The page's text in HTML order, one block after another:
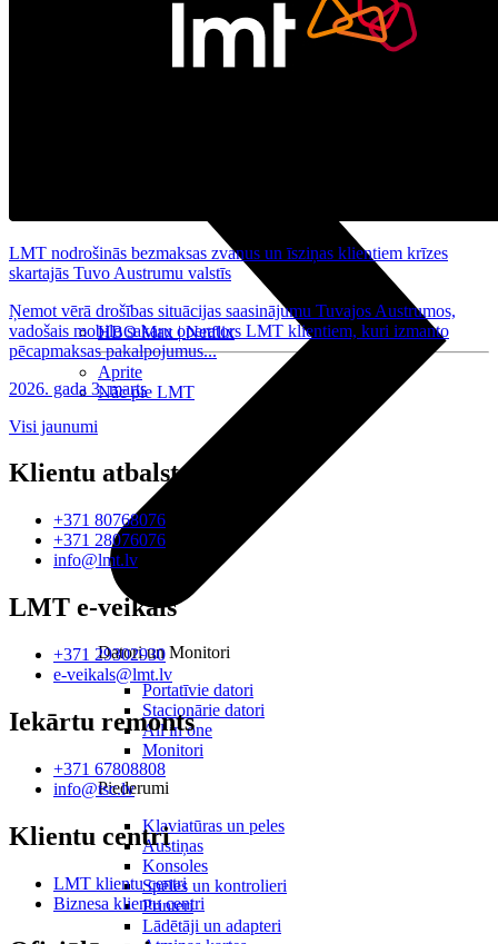
HBO Max | Netflix
Aprite
Nāc pie LMT
Datori un Monitori
Portatīvie datori
Stacionārie datori
All in one
Monitori
Piederumi
Klaviatūras un peles
Austiņas
Konsoles
Spēles un kontrolieri
Printeri
Lādētāji un adapteri
LMT nodrošinās bezmaksas zvanus un īsziņas klientiem krīzes
skartajās Tuvo Austrumu valstīs
Ņemot vērā drošības situācijas saasinājumu Tuvajos Austrumos,
vadošais mobilo sakaru operators LMT klientiem, kuri izmanto
pēcapmaksas pakalpojumus...
2026. gada 3. marts
Visi jaunumi
Klientu atbalsts
+371 80768076
+371 28076076
info@lmt.lv
LMT e-veikals
+371 29302930
e-veikals@lmt.lv
Iekārtu remonts
+371 67808808
info@tsc.lv
Klientu centri
LMT klientu centri
Biznesa klientu centri